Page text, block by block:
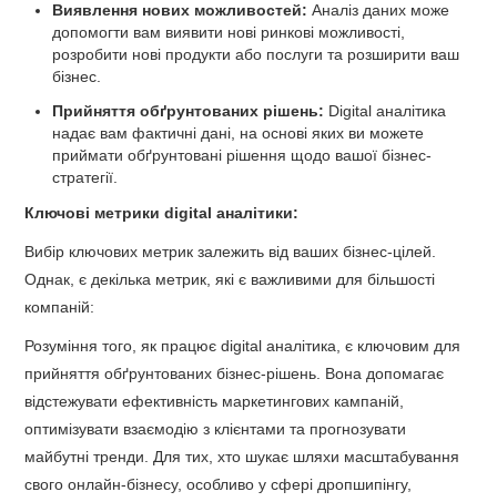
Виявлення нових можливостей: Аналіз даних може
допомогти вам виявити нові ринкові можливості,
розробити нові продукти або послуги та розширити ваш
бізнес.
Прийняття обґрунтованих рішень: Digital аналітика
надає вам фактичні дані, на основі яких ви можете
приймати обґрунтовані рішення щодо вашої бізнес-
стратегії.
Ключові метрики digital аналітики:
Вибір ключових метрик залежить від ваших бізнес-цілей.
Однак, є декілька метрик, які є важливими для більшості
компаній:
Розуміння того, як працює digital аналітика, є ключовим для
прийняття обґрунтованих бізнес-рішень. Вона допомагає
відстежувати ефективність маркетингових кампаній,
оптимізувати взаємодію з клієнтами та прогнозувати
майбутні тренди. Для тих, хто шукає шляхи масштабування
свого онлайн-бізнесу, особливо у сфері дропшипінгу,